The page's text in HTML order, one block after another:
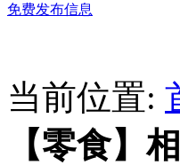
免费发布信息
当前位置:
【零食】